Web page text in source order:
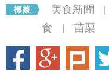
美食新聞
食
苗栗